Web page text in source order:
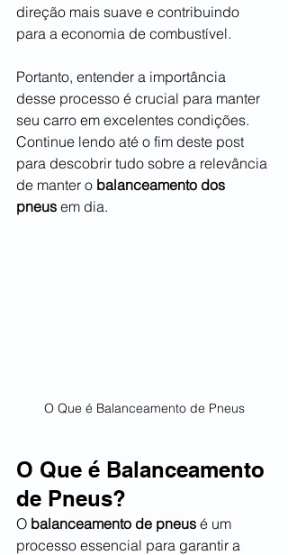
direção mais suave e contribuindo
para a economia de combustível.
Portanto, entender a importância
desse processo é crucial para manter
seu carro em excelentes condições.
Continue lendo até o fim deste post
para descobrir tudo sobre a relevância
de manter o balanceamento dos
pneus em dia.
O Que é Balanceamento de Pneus
O Que é Balanceamento
de Pneus?
O balanceamento de pneus é um
processo essencial para garantir a